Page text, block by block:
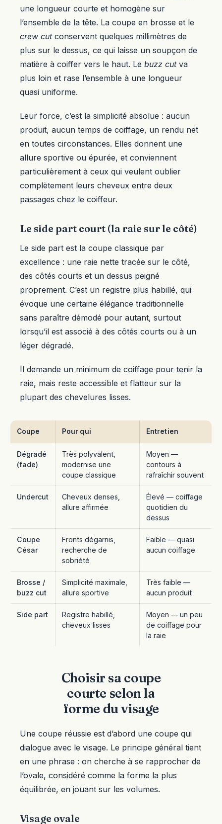
une longueur courte et homogène sur
l’ensemble de la tête. La coupe en brosse et le
crew cutconservent quelques millimètres de
plus sur le dessus, ce qui laisse un soupçon de
matière à coiffer vers le haut. Le buzz cutva
plus loin et rase l’ensemble à une longueur
quasi uniforme.
Leur force, c’est la simplicité absolue : aucun
produit, aucun temps de coiffage, un rendu net
en toutes circonstances. Elles donnent une
allure sportive ou épurée, et conviennent
particulièrement à ceux qui veulent oublier
complètement leurs cheveux entre deux
passages chez le coiffeur.
Le side part court (la raie sur le côté)
Le side part est la coupe classique par
excellence : une raie nette tracée sur le côté,
des côtés courts et un dessus peigné
proprement. C’est un registre plus habillé, qui
évoque une certaine élégance traditionnelle
sans paraître démodé pour autant, surtout
lorsqu’il est associé à des côtés courts ou à un
léger dégradé.
Il demande un minimum de coiffage pour tenir la
raie, mais reste accessible et flatteur sur la
plupart des chevelures lisses.
Coupe Pour qui Entretien
Dégradé
(fade)
Très polyvalent,
modernise une
coupe classique
Moyen —
contours à
rafraîchir souvent
Undercut
Cheveux denses,
allure affirmée
Élevé — coiffage
quotidien du
dessus
Coupe
César
Fronts dégarnis,
recherche de
sobriété
Faible — quasi
aucun coiffage
Brosse /
buzz cut
Simplicité maximale,
allure sportive
Très faible —
aucun produit
Side part
Registre habillé,
cheveux lisses
Moyen — un peu
de coiffage pour
la raie
Choisir sa coupe
courte selon la
forme du visage
Une coupe réussie est d’abord une coupe qui
dialogue avec le visage. Le principe général tient
en une phrase : on cherche à se rapprocher de
l’ovale, considéré comme la forme la plus
équilibrée, en jouant sur les volumes.
Visage ovale